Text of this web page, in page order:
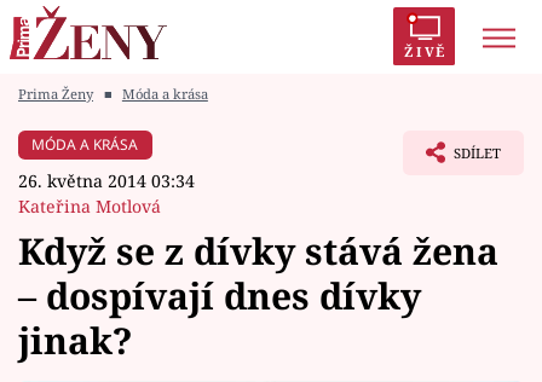
ŽIVĚ
Módní alarm
Témata
Celebrity
Prima Ženy ■ Móda a krása
MÓDA A KRÁSA
26. května 2014 03:34
Kateřina Motlová
SDÍLET
Když se z dívky stává žena
– dospívají dnes dívky
jinak?